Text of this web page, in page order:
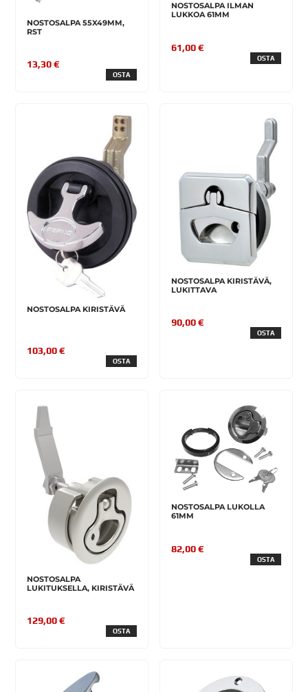
NOSTOSALPA 55X49MM,
RST
13,30 €
OSTA
NOSTOSALPA ILMAN
LUKKOA 61MM
61,00 €
OSTA
NOSTOSALPA KIRISTÄVÄ
103,00 €
OSTA
NOSTOSALPA KIRISTÄVÄ,
LUKITTAVA
90,00 €
OSTA
NOSTOSALPA
LUKITUKSELLA, KIRISTÄVÄ
129,00 €
OSTA
NOSTOSALPA LUKOLLA
61MM
82,00 €
OSTA